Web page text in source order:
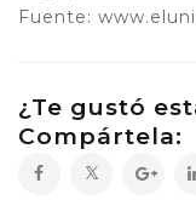
Fuente:
¿Te gustó
Compártela: